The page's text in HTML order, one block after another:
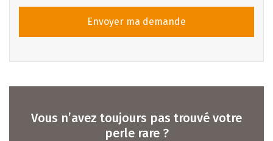
Envoyer ma demande
Vous n’avez toujours pas trouvé votre
perle rare ?